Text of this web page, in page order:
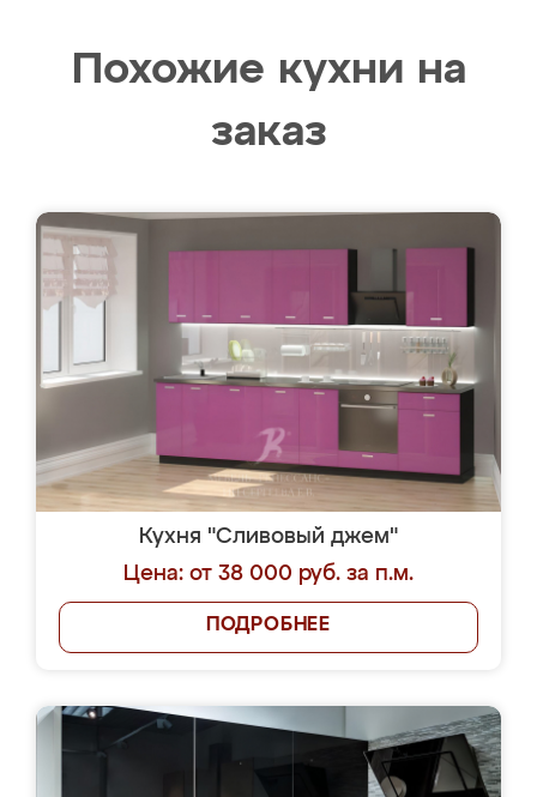
Похожие кухни на
заказ
Кухня "Сливовый джем"
Цена: от 38 000 руб. за п.м.
ПОДРОБНЕЕ